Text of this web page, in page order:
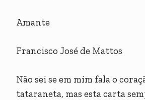
Amante
Francisco José de Mattos
Não sei se em mim fala o
tataraneta, mas esta carta